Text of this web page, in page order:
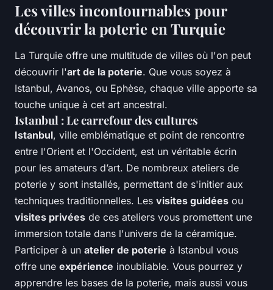
Les villes incontournables pour
découvrir la poterie en Turquie
La Turquie offre une multitude de villes où l'on peut
découvrir l'art de la poterie. Que vous soyez à
Istanbul, Avanos, ou Ephèse, chaque ville apporte sa
touche unique à cet art ancestral.
Istanbul : Le carrefour des cultures
Istanbul, ville emblématique et point de rencontre
entre l'Orient et l'Occident, est un véritable écrin
pour les amateurs d’art. De nombreux ateliers de
poterie y sont installés, permettant de s'initier aux
techniques traditionnelles. Les visites guidées ou
visites privées de ces ateliers vous promettent une
immersion totale dans l'univers de la céramique.
Participer à un atelier de poterie à Istanbul vous
offre une expérience inoubliable. Vous pourrez y
apprendre les bases de la poterie, mais aussi vous